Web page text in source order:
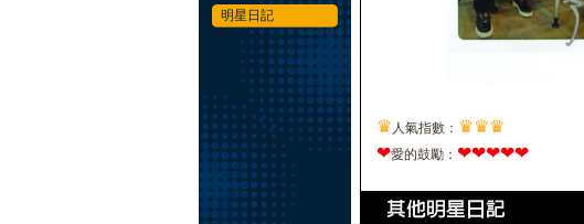
明星日記
♛ 人氣指數： ♛♛♛
❤愛的鼓勵： ❤❤❤❤❤